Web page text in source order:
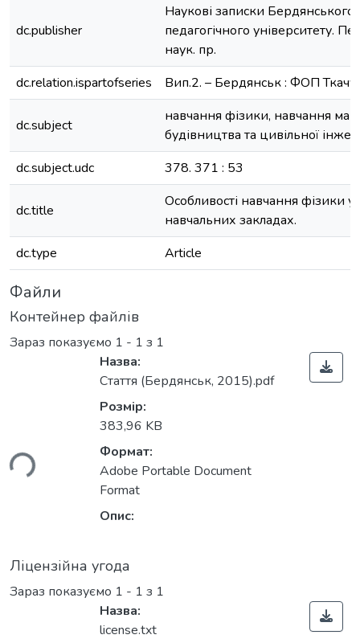
dc.publisher
Наукові записки
педагогічного університету.
наук. пр.
dc.relation.ispartofseries
Вип.2. – Бердянськ : ФОП
dc.subject
навчання фізики, навчання
будівництва та цивільної
dc.subject.udc
378. 371 : 53
dc.title
Особливості навчання фізики
навчальних закладах.
dc.type
Article
Файли
Контейнер файлів
Зараз показуємо 1 - 1 з 1
Назва:
Стаття (Бердянськ, 2015).pdf
Розмір:
383,96 KB
Формат:
Adobe Portable Document
Format
Опис:
Ліцензійна угода
Зараз показуємо 1 - 1 з 1
Назва:
license.txt